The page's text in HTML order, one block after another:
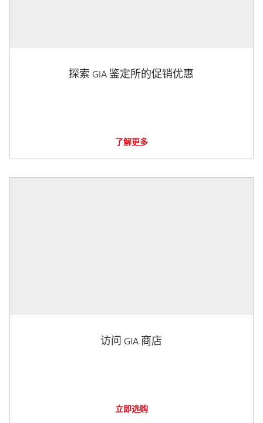
探索 GIA 鉴定所的促销优惠
了解更多
访问 GIA 商店
立即选购